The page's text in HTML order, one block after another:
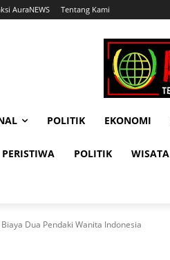
AuraNEWS Tentang Kami
POLITIK EKONOMI
PERISTIWA POLITIK WISATA
Dua Pendaki Wanita Indonesia